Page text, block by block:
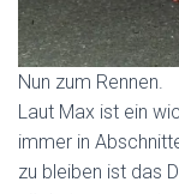
Nun zum Rennen.
Laut Max ist ein
immer in
zu bleiben ist das